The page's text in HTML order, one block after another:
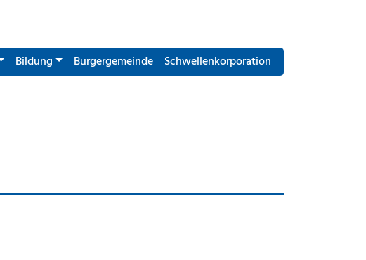
Bildung Burgergemeinde Schwellenkorporation